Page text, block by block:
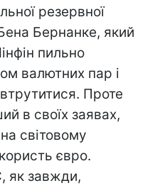
резервної
Бернанке, який
пильно
валютних пар і
втрутитися. Проте
в своїх заявах,
світовому
євро.
як завжди,